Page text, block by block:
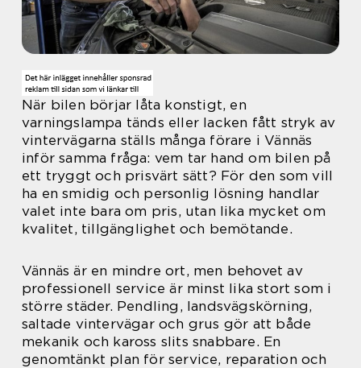
När bilen börjar låta konstigt, en
varningslampa tänds eller lacken fått stryk av
vintervägarna ställs många förare i Vännäs
inför samma fråga: vem tar hand om bilen på
ett tryggt och prisvärt sätt? För den som vill
ha en smidig och personlig lösning handlar
valet inte bara om pris, utan lika mycket om
kvalitet, tillgänglighet och bemötande.
Vännäs är en mindre ort, men behovet av
professionell service är minst lika stort som i
större städer. Pendling, landsvägskörning,
saltade vintervägar och grus gör att både
mekanik och kaross slits snabbare. En
genomtänkt plan för service, reparation och